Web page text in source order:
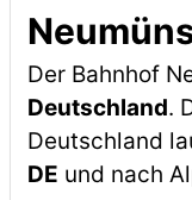
Der Bahnhof
Deutschland.
Deutschland
DE und nach